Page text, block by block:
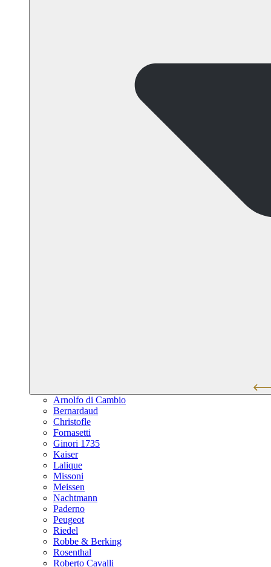
Arnolfo di Cambio
Bernardaud
Christofle
Fornasetti
Ginori 1735
Kaiser
Lalique
Missoni
Meissen
Nachtmann
Paderno
Peugeot
Riedel
Robbe & Berking
Rosenthal
Roberto Cavalli